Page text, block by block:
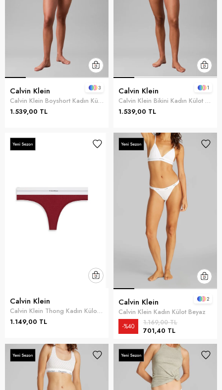
Calvin Klein
Calvin Klein Boyshort Kadın Külot Beyaz
1.539,00 TL
3 Calvin Klein
Calvin Klein Bikini Kadın Külot Beyaz
1.539,00 TL
1
Calvin Klein
Calvin Klein Thong Kadın Külot Kırmızı
1.149,00 TL
Calvin Klein
Calvin Klein Kadın Külot Beyaz
701,40 TL
1.169,00 TL
%40
2